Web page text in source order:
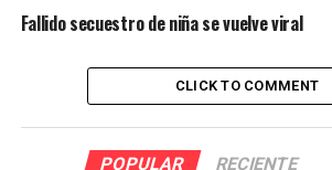
Fallido secuestro de niña se vuelve viral
CLICK TO COMMENT
POPULAR RECIENTE